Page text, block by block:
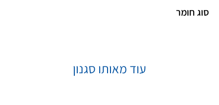
סוג חומר
עוד מאותו סגנון